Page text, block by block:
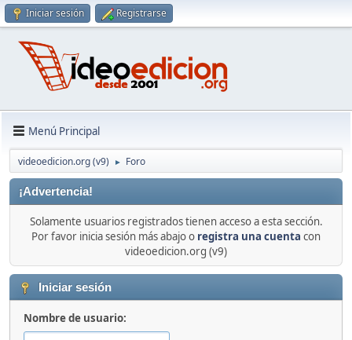
Iniciar sesión Registrarse
Menú Principal
videoedicion.org (v9) ► Foro
¡Advertencia!
Solamente usuarios registrados tienen acceso a esta sección.
Por favor inicia sesión más abajo o registra una cuenta con
videoedicion.org (v9)
Iniciar sesión
Nombre de usuario: